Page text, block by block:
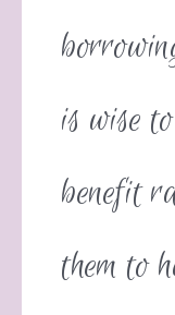
is wise
benefit
them to